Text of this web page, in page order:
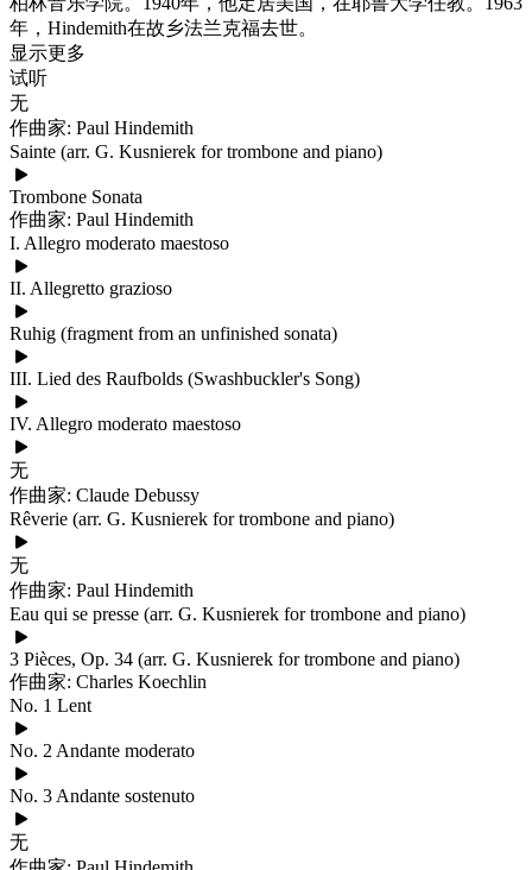
年，Hindemith在故乡法兰克福去世。
显示更多
试听
无
作曲家: Paul Hindemith
Sainte (arr. G. Kusnierek for trombone and piano)
Trombone Sonata
作曲家: Paul Hindemith
I. Allegro moderato maestoso
II. Allegretto grazioso
Ruhig (fragment from an unfinished sonata)
III. Lied des Raufbolds (Swashbuckler's Song)
IV. Allegro moderato maestoso
无
作曲家: Claude Debussy
Rêverie (arr. G. Kusnierek for trombone and piano)
无
作曲家: Paul Hindemith
Eau qui se presse (arr. G. Kusnierek for trombone and piano)
3 Pièces, Op. 34 (arr. G. Kusnierek for trombone and piano)
作曲家: Charles Koechlin
No. 1 Lent
No. 2 Andante moderato
No. 3 Andante sostenuto
无